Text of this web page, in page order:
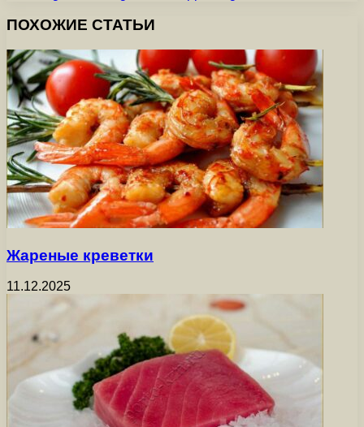
ПОХОЖИЕ СТАТЬИ
Жареные креветки
11.12.2025